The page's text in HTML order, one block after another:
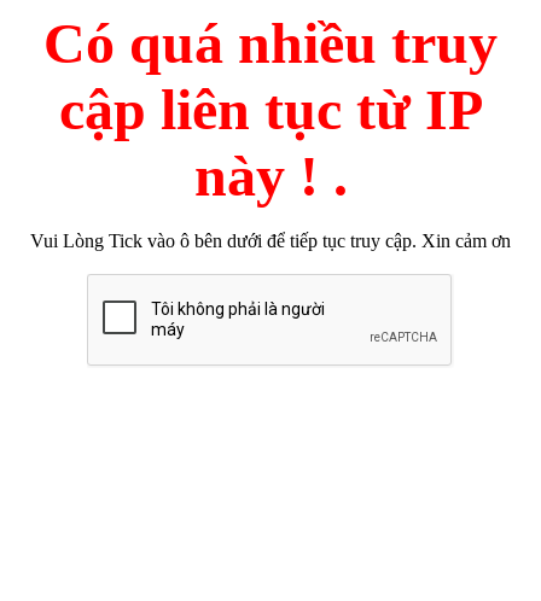
Có quá nhiều truy
cập liên tục từ IP
này ! .
Vui Lòng Tick vào ô bên dưới để tiếp tục truy cập. Xin cảm ơn